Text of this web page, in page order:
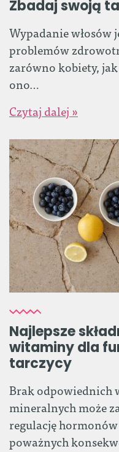
Zbadaj swoją
Wypadanie włosów
problemów
zarówno kobiety,
ono…
Czytaj dalej »
Najlepsze
witaminy dla
tarczycy
Brak odpowiednich
mineralnych może
regulację
poważnych